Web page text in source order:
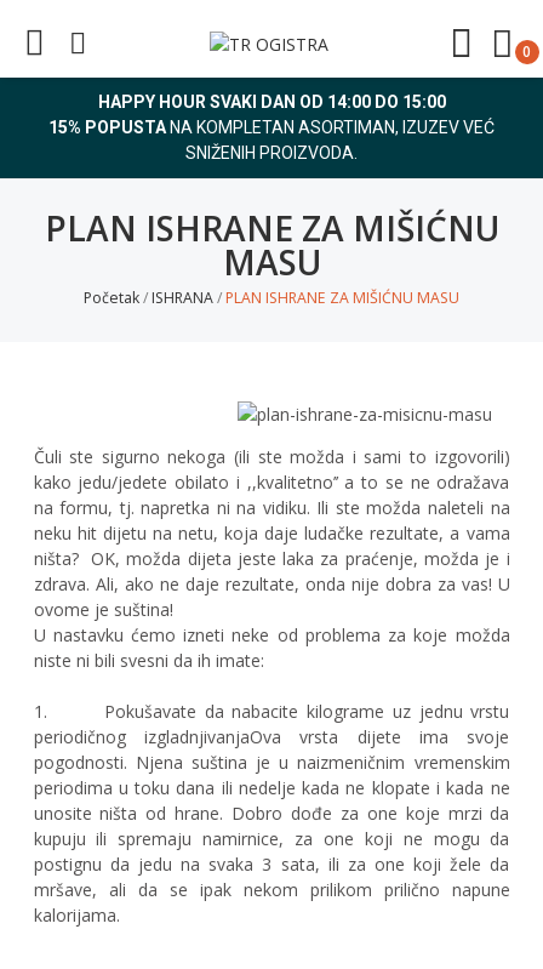
0
HAPPY HOUR SVAKI DAN OD 14:00 DO 15:00
15% POPUSTA NA KOMPLETAN ASORTIMAN, IZUZEV VEĆ
SNIŽENIH PROIZVODA.
PLAN ISHRANE ZA MIŠIĆNU
MASU
Početak ISHRANA PLAN ISHRANE ZA MIŠIĆNU MASU
Čuli ste sigurno nekoga (ili ste možda i sami to izgovorili)
kako jedu/jedete obilato i ,,kvalitetno’’ a to se ne odražava
na formu, tj. napretka ni na vidiku. Ili ste možda naleteli na
neku hit dijetu na netu, koja daje ludačke rezultate, a vama
ništa? OK, možda dijeta jeste laka za praćenje, možda je i
zdrava. Ali, ako ne daje rezultate, onda nije dobra za vas! U
ovome je suština!
U nastavku ćemo izneti neke od problema za koje možda
niste ni bili svesni da ih imate:
1. Pokušavate da nabacite kilograme uz jednu vrstu
periodičnog izgladnjivanjaOva vrsta dijete ima svoje
pogodnosti. Njena suština je u naizmeničnim vremenskim
periodima u toku dana ili nedelje kada ne klopate i kada ne
unosite ništa od hrane. Dobro dođe za one koje mrzi da
kupuju ili spremaju namirnice, za one koji ne mogu da
postignu da jedu na svaka 3 sata, ili za one koji žele da
mršave, ali da se ipak nekom prilikom prilično napune
kalorijama.